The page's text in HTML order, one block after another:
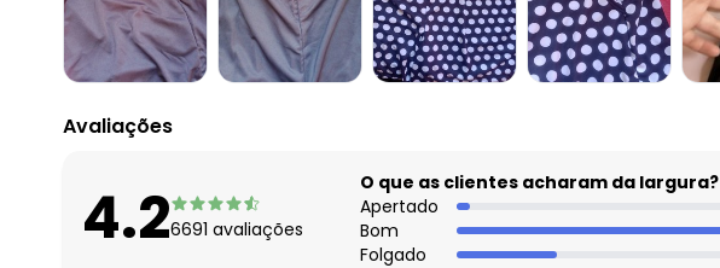
março/2026
fevereiro/2026
Avaliações
4.26691 avaliações
O que as clientes acharam da largura?
Apertado
Bom
Folgado